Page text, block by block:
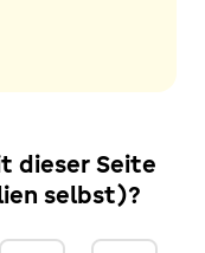
dieser Seite
selbst)?